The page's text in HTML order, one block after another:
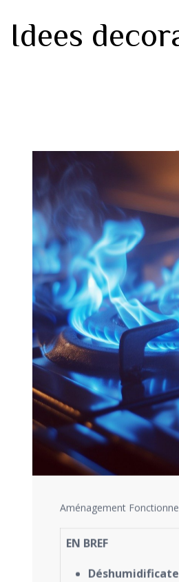
Idees
Aménagement
EN BREF